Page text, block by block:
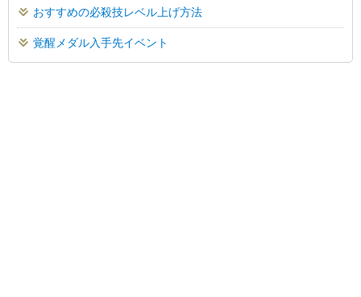
おすすめの必殺技レベル上げ方法
覚醒メダル入手先イベント